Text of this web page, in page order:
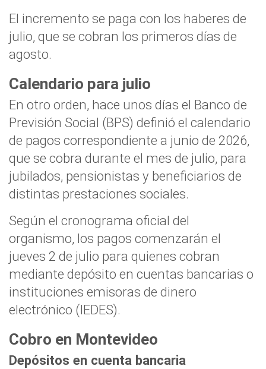
El incremento se paga con los haberes de
julio, que se cobran los primeros días de
agosto.
Calendario para julio
En otro orden, hace unos días el Banco de
Previsión Social (BPS) definió el calendario
de pagos correspondiente a junio de 2026,
que se cobra durante el mes de julio, para
jubilados, pensionistas y beneficiarios de
distintas prestaciones sociales.
Según el cronograma oficial del
organismo, los pagos comenzarán el
jueves 2 de julio para quienes cobran
mediante depósito en cuentas bancarias o
instituciones emisoras de dinero
electrónico (IEDES).
Cobro en Montevideo
Depósitos en cuenta bancaria